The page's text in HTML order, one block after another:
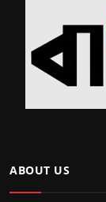
ABOUT US